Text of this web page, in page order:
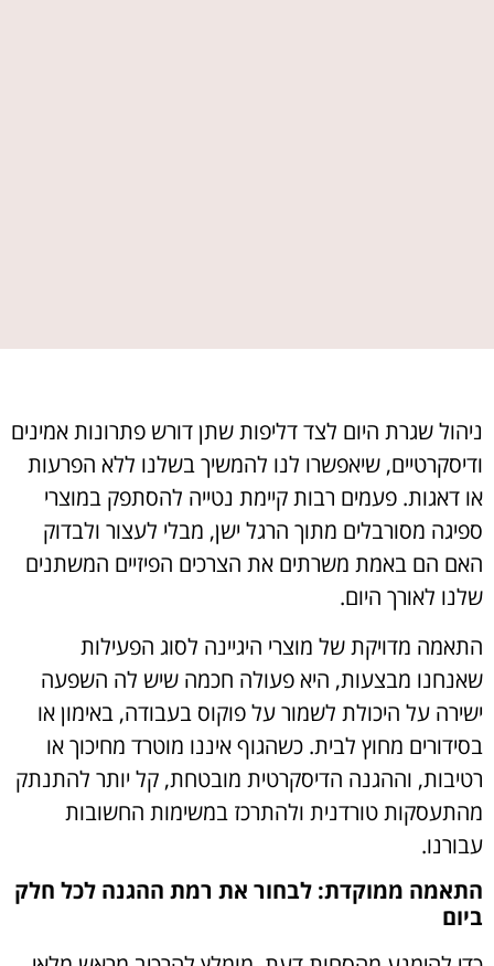
ניהול שגרת היום לצד דליפות שתן דורש פתרונות אמינים
ודיסקרטיים, שיאפשרו לנו להמשיך בשלנו ללא הפרעות
או דאגות. פעמים רבות קיימת נטייה להסתפק במוצרי
ספיגה מסורבלים מתוך הרגל ישן, מבלי לעצור ולבדוק
האם הם באמת משרתים את הצרכים הפיזיים המשתנים
שלנו לאורך היום.
התאמה מדויקת של מוצרי היגיינה לסוג הפעילות
שאנחנו מבצעות, היא פעולה חכמה שיש לה השפעה
ישירה על היכולת לשמור על פוקוס בעבודה, באימון או
בסידורים מחוץ לבית. כשהגוף איננו מוטרד מחיכוך או
רטיבות, וההגנה הדיסקרטית מובטחת, קל יותר להתנתק
מהתעסקות טורדנית ולהתרכז במשימות החשובות
עבורנו.
התאמה ממוקדת: לבחור את רמת ההגנה לכל חלק
ביום